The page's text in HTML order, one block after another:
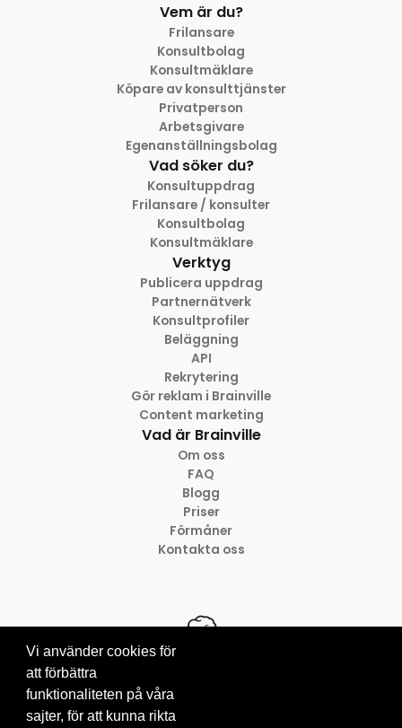
Vem är du?
Frilansare
Konsultbolag
Konsultmäklare
Köpare av konsulttjänster
Privatperson
Arbetsgivare
Egenanställningsbolag
Vad söker du?
Konsultuppdrag
Frilansare / konsulter
Konsultbolag
Konsultmäklare
Verktyg
Publicera uppdrag
Partnernätverk
Konsultprofiler
Beläggning
API
Rekrytering
Gör reklam i Brainville
Content marketing
Vad är Brainville
Om oss
FAQ
Blogg
Priser
Förmåner
Kontakta oss
© 2012-2026 Brainville AB
Villkor för tjänsten
Vi använder cookies för
att förbättra
funktionaliteten på våra
sajter, för att kunna rikta